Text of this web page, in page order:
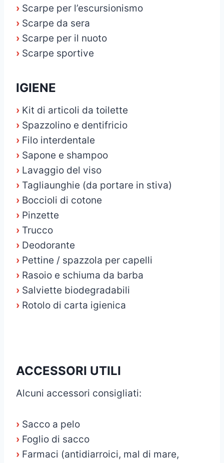
› Scarpe per l’escursionismo
› Scarpe da sera
› Scarpe per il nuoto
› Scarpe sportive
IGIENE
› Kit di articoli da toilette
› Spazzolino e dentifricio
› Filo interdentale
› Sapone e shampoo
› Lavaggio del viso
› Tagliaunghie (da portare in stiva)
› Boccioli di cotone
› Pinzette
› Trucco
› Deodorante
› Pettine / spazzola per capelli
› Rasoio e schiuma da barba
› Salviette biodegradabili
› Rotolo di carta igienica
ACCESSORI UTILI
Alcuni accessori consigliati:
› Sacco a pelo
› Foglio di sacco
› Farmaci (antidiarroici, mal di mare,